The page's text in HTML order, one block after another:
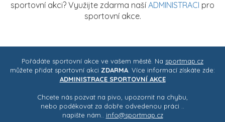
sportovní akci? Využijte zdarma naší ADMINISTRACI pro
sportovní akce.
Pořádáte sportovní akce ve vašem městě. Na sportmap.cz
můžete přidat sportovní akci ZDARMA . Více informací získáte zde:
ADMINISTRACE SPORTOVNÍ AKCE
Chcete nás pozvat na pivo, upozornit na chybu,
nebo poděkovat za dobře odvedenou práci ..
napište nám.. info@sportmap.cz